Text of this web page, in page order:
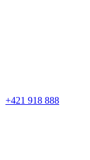
+421 918 888